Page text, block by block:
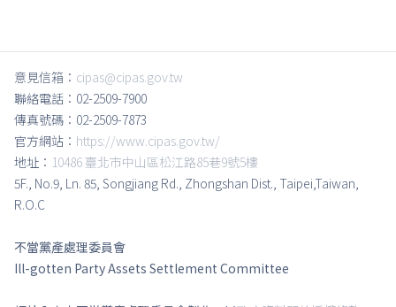
意見信箱： cipas@cipas.gov.tw
聯絡電話：02-2509-7900
傳真號碼：02-2509-7873
官方網站： https://www.cipas.gov.tw/
地址： 10486 臺北市中山區松江路85巷9號5樓
5F., No.9, Ln. 85, Songjiang Rd., Zhongshan Dist., Taipei,Taiwan,
R.O.C
不當黨產處理委員會
Ill-gotten Party Assets Settlement Committee